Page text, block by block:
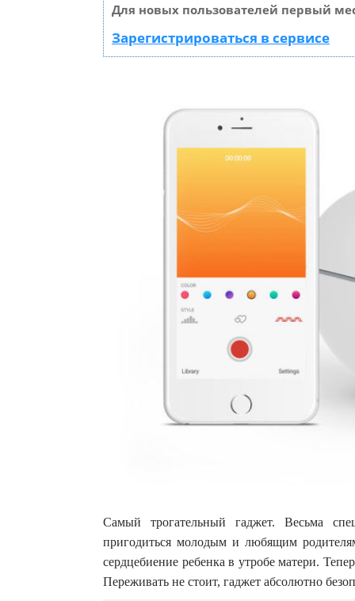
Для новых пользователей первый
Зарегистрироваться в сервисе
Самый трогательный гаджет. Весьма
пригодиться молодым и любящим
сердцебиение ребенка в утробе матери.
Переживать не стоит, гаджет абсолютно